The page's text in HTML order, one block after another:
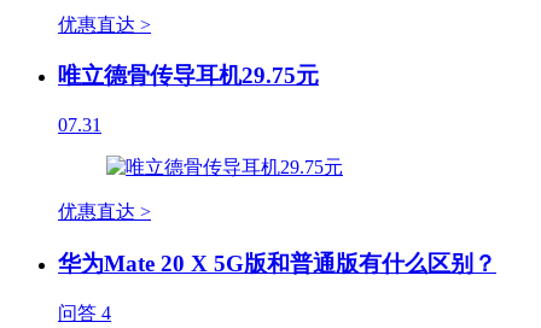
优惠直达 >
唯立德骨传导耳机29.75元
07.31
优惠直达 >
华为Mate 20 X 5G版和普通版有什么区别？
问答 4